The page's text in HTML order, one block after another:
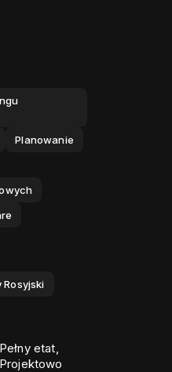
Planowanie
Rosyjski
Pełny etat,
Projektowo